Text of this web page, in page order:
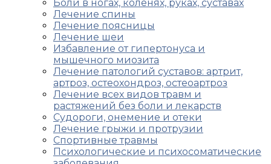
Боли в ногах, коленях, руках, суставах
Лечение спины
Лечение поясницы
Лечение шеи
Избавление от гипертонуса и
мышечного миозита
Лечение патологий суставов: артрит,
артроз, остеохондроз, остеоартроз
Лечение всех видов травм и
растяжений без боли и лекарств
Судороги, онемение и отеки
Лечение грыжи и протрузии
Спортивные травмы
Психологические и психосоматические